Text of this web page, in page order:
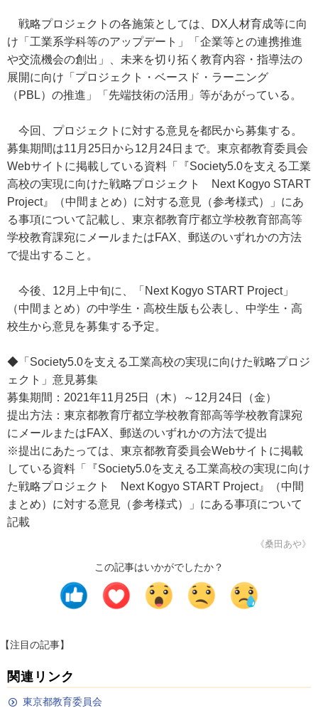
戦略プロジェクトの各施策としては、DX人材育成等に向
け「工業系学科等のアップデート」「企業等との連携推進
や交流機会の創出」、未来を切り拓く教育内容・指導法の
展開に向け「プロジェクト・ベースド・ラーニング
（PBL）の推進」「先端技術の活用」等があがっている。
今回、プロジェクトに対する意見を都民から募集する。
募集期間は11月25日から12月24日まで。東京都教育委員会
Webサイトに掲載している資料「『Society5.0を支える工業
高校の実現に向けた戦略プロジェクト Next Kogyo START
Project』（中間まとめ）に対する意見（参考様式）」にあ
る事項について記載し、東京都教育庁都立学校教育部高等
学校教育課宛にメールまたはFAX、郵送のいずれかの方法
で提出すること。
今後、12月上中旬に、「Next Kogyo START Project」
（中間まとめ）の中学生・高校生版も公表し、中学生・高
校生から意見を募集する予定。
◆「Society5.0を支える工業高校の実現に向けた戦略プロジ
ェクト」意見募集
募集期間：2021年11月25日（木）～12月24日（金）
提出方法：東京都教育庁都立学校教育部高等学校教育課宛
にメールまたはFAX、郵送のいずれかの方法で提出
※提出にあたっては、東京都教育委員会Webサイトに掲載
している資料「『Society5.0を支える工業高校の実現に向け
た戦略プロジェクト Next Kogyo START Project』（中間
まとめ）に対する意見（参考様式）」にある事項について
記載
《桑田あや》
この記事はいかがでしたか？
【注目の記事】
関連リンク
東京都教育委員会